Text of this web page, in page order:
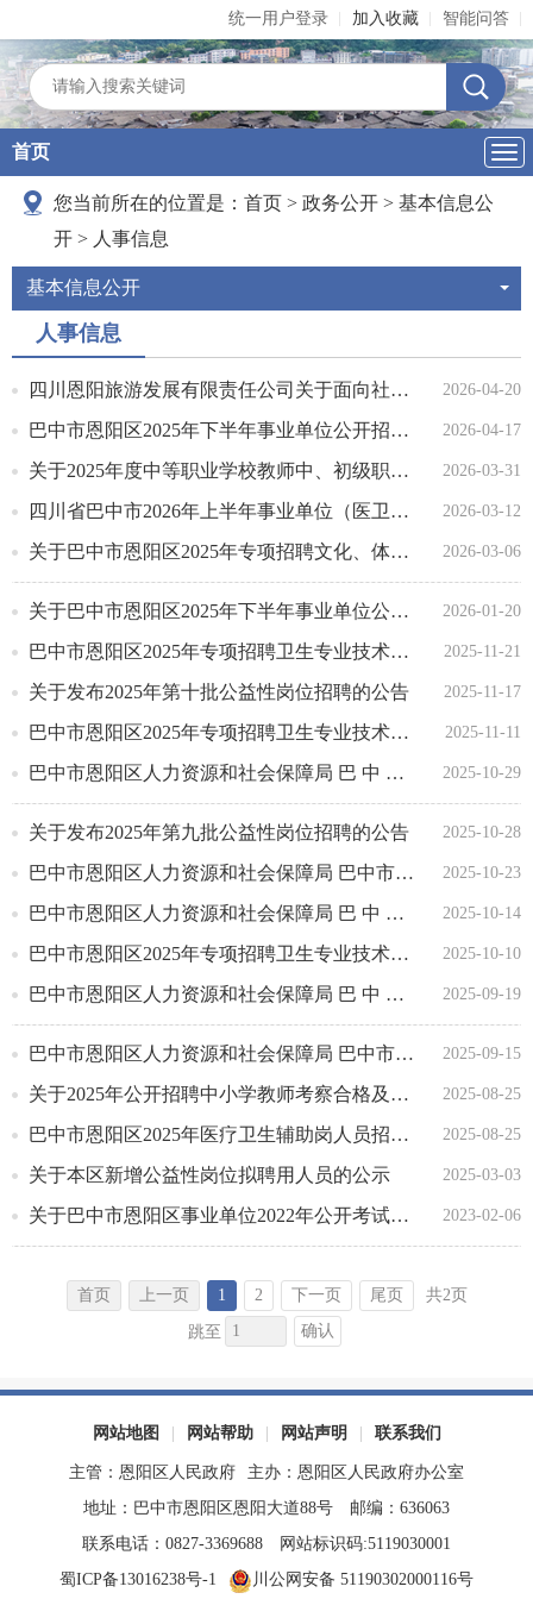
统一用户登录 加入收藏 智能问答
导
航
首页
您当前所在的位置是： 首页 > 政务公开 > 基本信息公
开 > 人事信息
基本信息公开
人事信息
四川恩阳旅游发展有限责任公司关于面向社会公开招聘讲解人员的公告 2026-04-20
巴中市恩阳区2025年下半年事业单位公开招聘政审考察结果暨拟聘用人员名单公示 2026-04-17
关于2025年度中等职业学校教师中、初级职称评审拟通过人员名单公示 2026-03-31
四川省巴中市2026年上半年事业单位（医卫类）公开考试招聘工作人员公告 2026-03-12
关于巴中市恩阳区2025年专项招聘文化、体育专业技术人员考察合格及拟聘用对象的公示 2026-03-06
关于巴中市恩阳区2025年下半年事业单位公开招聘进入体检人员名单及体检相关事项的公告 2026-01-20
巴中市恩阳区2025年专项招聘卫生专业技术人员体检递补公告 2025-11-21
关于发布2025年第十批公益性岗位招聘的公告 2025-11-17
巴中市恩阳区2025年专项招聘卫生专业技术人员考试总成绩岗位排名暨体检的公告 2025-11-11
巴中市恩阳区人力资源和社会保障局 巴 中 市 恩 阳 区 卫 生 健 康 局 关于巴中市恩阳区2025年专项招聘卫生专业 ... 2025-10-29
关于发布2025年第九批公益性岗位招聘的公告 2025-10-28
巴中市恩阳区人力资源和社会保障局 巴中市恩阳区卫生健康局 巴中市恩阳区2025年专项招聘卫生专业技术人员面试递补... 2025-10-23
巴中市恩阳区人力资源和社会保障局 巴 中 市 恩 阳 区 卫 生 健 康 局 关于巴中市恩阳区2025年专项招聘卫生专业技... 2025-10-14
巴中市恩阳区2025年专项招聘卫生专业技术人员笔试（原始）成绩查询通道 2025-10-10
巴中市恩阳区人力资源和社会保障局 巴 中 市 恩 阳 区 卫 生 健 康 局 关于巴中市恩阳区2025年专项招聘卫生专业技... 2025-09-19
巴中市恩阳区人力资源和社会保障局 巴中市恩阳区卫生健康局 关于巴中市恩阳区2025年专项招聘卫生 专业技术人员取... 2025-09-15
关于2025年公开招聘中小学教师考察合格及拟聘用人员名单的公示 2025-08-25
巴中市恩阳区2025年医疗卫生辅助岗人员招募成绩排名及进入体检人员名单的公示 2025-08-25
关于本区新增公益性岗位拟聘用人员的公示 2025-03-03
关于巴中市恩阳区事业单位2022年公开考试招聘工作人员第二批政审考察的公告 2023-02-06
首页 上一页 1 2 下一页 尾页 共2页
跳至 确认
网站地图 网站帮助 网站声明 联系我们
主管：恩阳区人民政府
主办：恩阳区人民政府办公室
地址：巴中市恩阳区恩阳大道88号
邮编：636063
联系电话：0827-3369688
网站标识码:5119030001
蜀ICP备13016238号-1
川公网安备 51190302000116号